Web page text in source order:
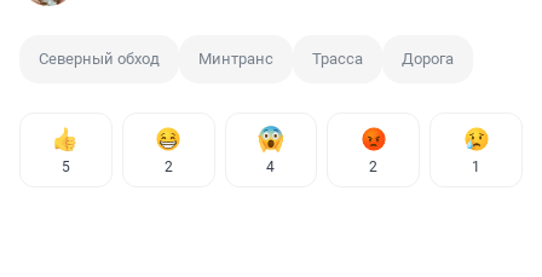
Северный обход Минтранс Трасса Дорога
5 2 4 2 1